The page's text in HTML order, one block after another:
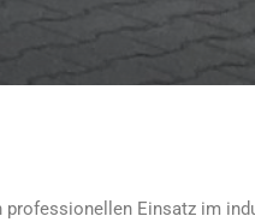
professionellen Einsatz im